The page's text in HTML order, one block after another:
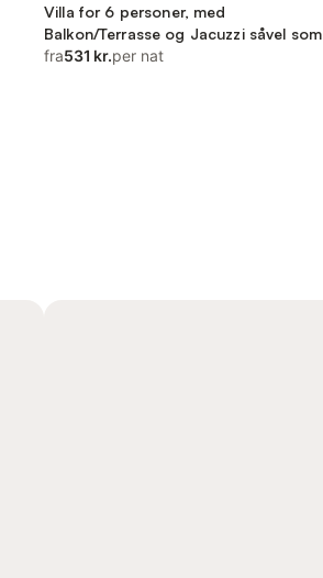
Villa for 6 personer, med
Balkon/Terrasse og Jacuzzi såvel som
Pool og Sauna
fra531 kr.per nat